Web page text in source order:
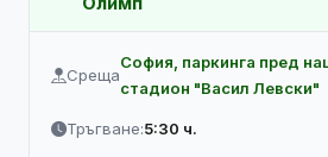
Среща
София, паркинга пред
стадион "Васил Левски"
Тръгване:5:30 ч.